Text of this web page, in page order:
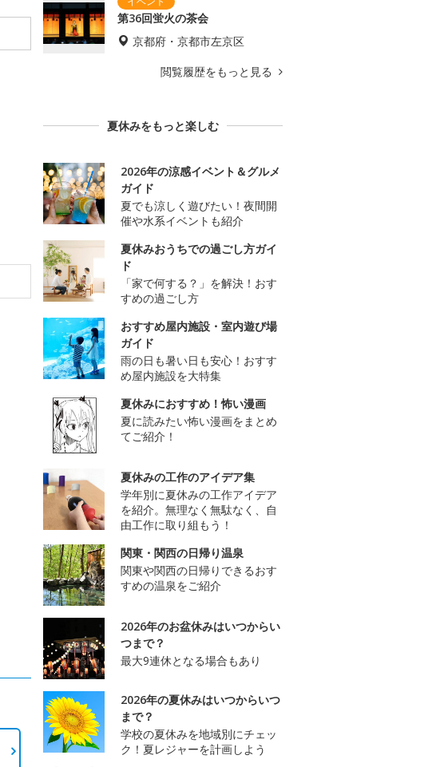
第36回蛍火の茶会
京都府・京都市左京区
閲覧履歴をもっと見る
夏休みをもっと楽しむ
2026年の涼感イベント＆グルメ
ガイド
夏でも涼しく遊びたい！夜間開
催や水系イベントも紹介
夏休みおうちでの過ごし方ガイ
ド
「家で何する？」を解決！おす
すめの過ごし方
おすすめ屋内施設・室内遊び場
ガイド
雨の日も暑い日も安心！おすす
め屋内施設を大特集
夏休みにおすすめ！怖い漫画
夏に読みたい怖い漫画をまとめ
てご紹介！
夏休みの工作のアイデア集
学年別に夏休みの工作アイデア
を紹介。無理なく無駄なく、自
由工作に取り組もう！
関東・関西の日帰り温泉
関東や関西の日帰りできるおす
すめの温泉をご紹介
2026年のお盆休みはいつからい
つまで？
最大9連休となる場合もあり
2026年の夏休みはいつからいつ
まで？
学校の夏休みを地域別にチェッ
ク！夏レジャーを計画しよう